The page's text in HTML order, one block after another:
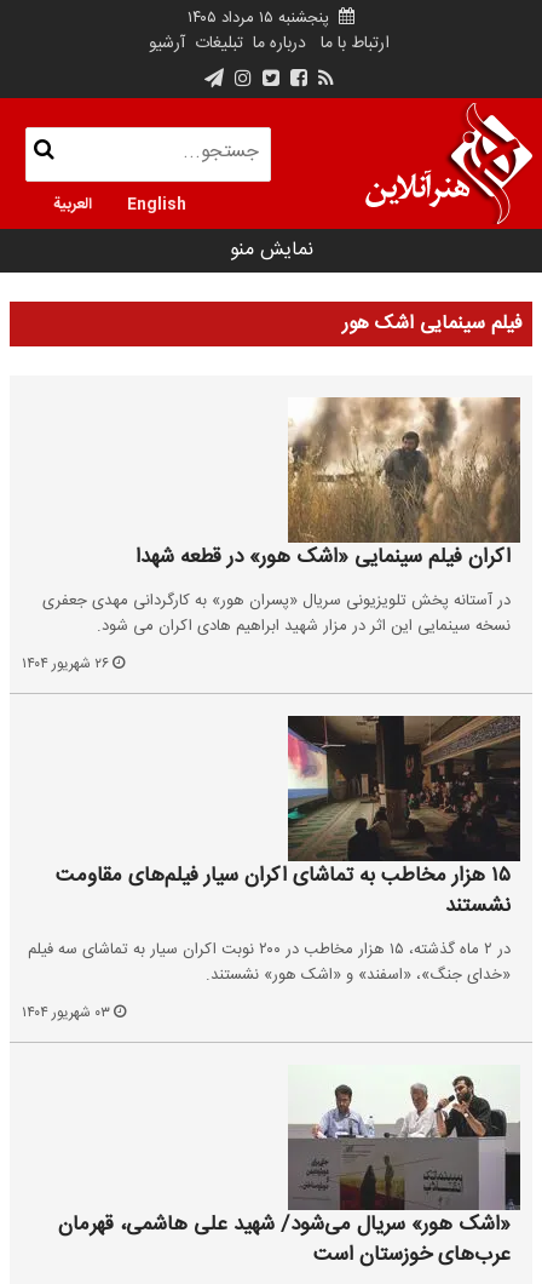
پنجشنبه ۱۵ مرداد ۱۴۰۵
ارتباط با ما درباره ما تبلیغات آرشیو
English العربية
نمایش منو
فیلم سینمایی اشک هور
اکران فیلم سینمایی «اشک هور» در قطعه شهدا
در آستانه پخش تلویزیونی سریال «پسران هور» به کارگردانی مهدی جعفری
نسخه سینمایی این اثر در مزار شهید ابراهیم هادی اکران می شود.
۱۵ هزار مخاطب به تماشای اکران سیار فیلم‌های مقاومت
نشستند
در ۲ ماه گذشته، ۱۵ هزار مخاطب در ۲۰۰ نوبت اکران سیار به تماشای سه فیلم
«خدای جنگ»، «اسفند» و «اشک هور» نشستند.
«اشک هور» سریال می‌شود/ شهید علی هاشمی، قهرمان
عرب‌های خوزستان است